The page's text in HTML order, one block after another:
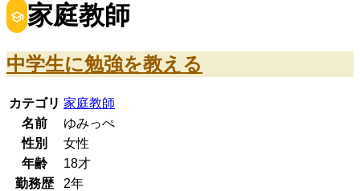
家庭教師
中学生に勉強を教える
カテゴリ 家庭教師
名前
ゆみっぺ
性別
女性
年齢
18才
勤務歴
2年